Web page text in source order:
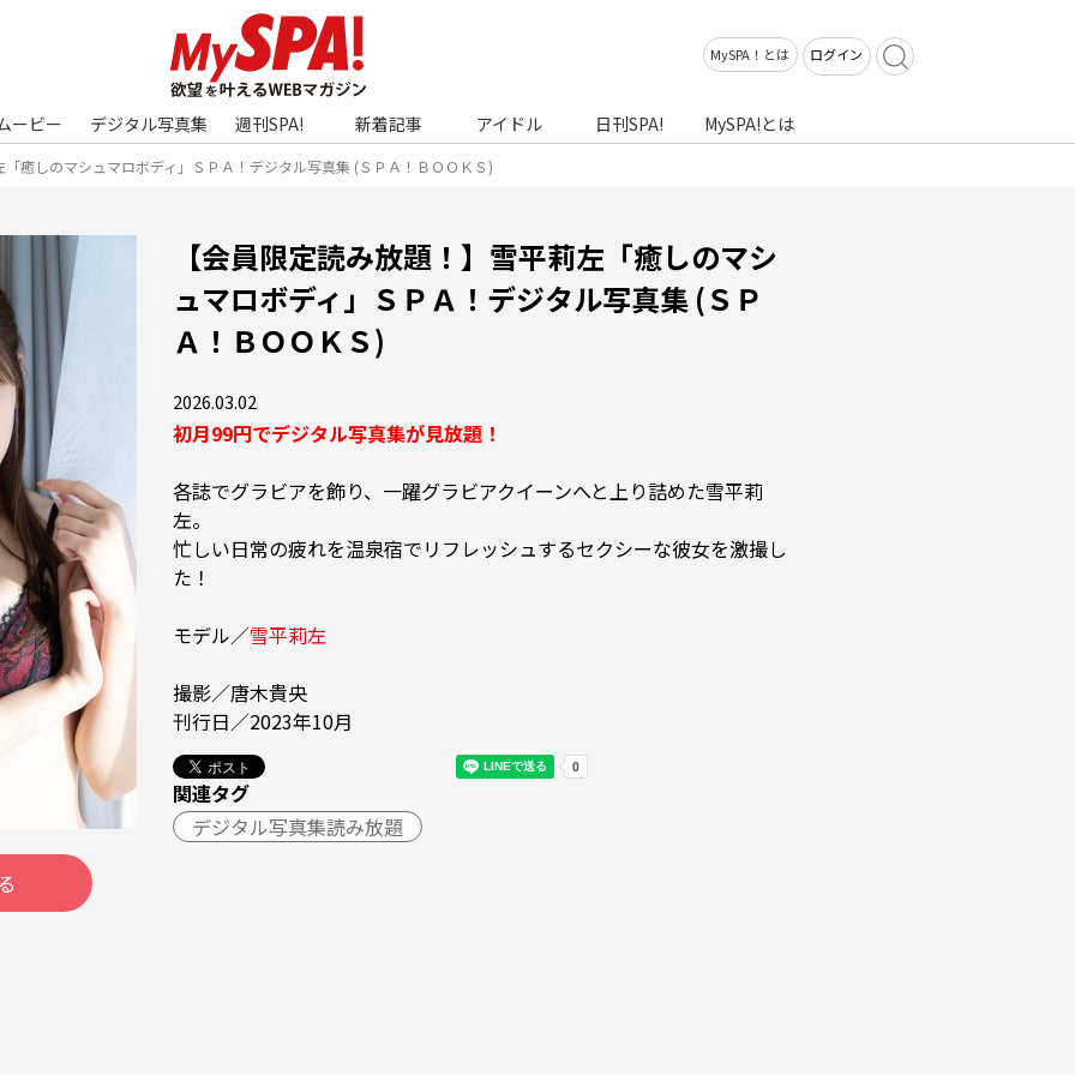
MySPA！とは ログイン
ービー デジタル写真集 週刊SPA! 新着記事 アイドル 日刊SPA! MySPA!とは
癒しのマシュマロボディ」ＳＰＡ！デジタル写真集 (ＳＰＡ！ＢＯＯＫＳ)
【会員限定読み放題！】雪平莉左「癒しのマシ
ュマロボディ」ＳＰＡ！デジタル写真集 (ＳＰ
Ａ！ＢＯＯＫＳ)
2026.03.02
初月99円でデジタル写真集が見放題！
各誌でグラビアを飾り、一躍グラビアクイーンへと上り詰めた雪平莉
左。
忙しい日常の疲れを温泉宿でリフレッシュするセクシーな彼女を激撮し
た！
モデル／雪平莉左
撮影／唐木貴央
刊行日／2023年10月
関連タグ
デジタル写真集読み放題